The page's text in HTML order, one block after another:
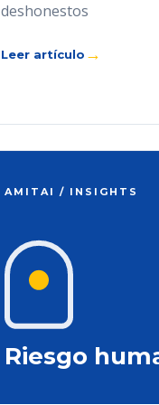
deshonestos
Leer artículo →
AMITAI / INSIGHTS
Riesgo